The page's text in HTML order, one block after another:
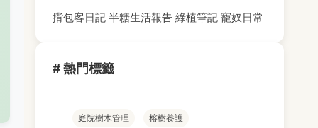
揹包客日記 半糖生活報告 綠植筆記 寵奴日常
# 熱門標籤
庭院樹木管理 榕樹養護